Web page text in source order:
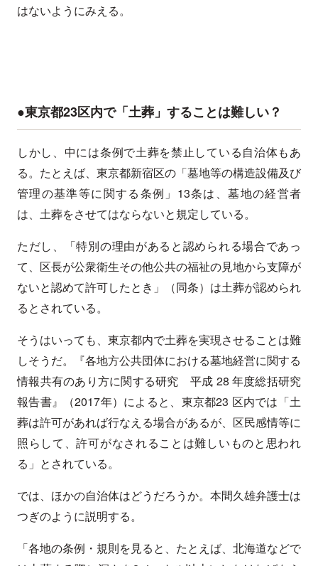
はないようにみえる。
●東京都23区内で「土葬」することは難しい？
しかし、中には条例で土葬を禁止している自治体もあ
る。たとえば、東京都新宿区の「墓地等の構造設備及び
管理の基準等に関する条例」13条は、墓地の経営者
は、土葬をさせてはならないと規定している。
ただし、「特別の理由があると認められる場合であっ
て、区長が公衆衛生その他公共の福祉の見地から支障が
ないと認めて許可したとき」（同条）は土葬が認められ
るとされている。
そうはいっても、東京都内で土葬を実現させることは難
しそうだ。『各地方公共団体における墓地経営に関する
情報共有のあり方に関する研究 平成 28 年度総括研究
報告書』（2017年）によると、東京都23 区内では「土
葬は許可があれば行なえる場合があるが、区民感情等に
照らして、許可がなされることは難しいものと思われ
る」とされている。
では、ほかの自治体はどうだろうか。本間久雄弁護士は
つぎのように説明する。
「各地の条例・規則を見ると、たとえば、北海道などで